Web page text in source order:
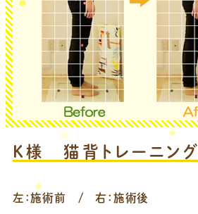
K様 猫背トレーニング
左：施術前 / 右：施術後